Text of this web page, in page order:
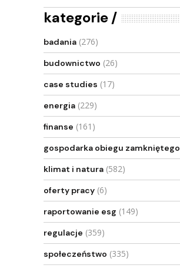
kategorie
badania (276)
budownictwo (26)
case studies (17)
energia (229)
finanse (161)
gospodarka obiegu zamkniętego
klimat i natura (582)
oferty pracy (6)
raportowanie esg (149)
regulacje (359)
społeczeństwo (335)